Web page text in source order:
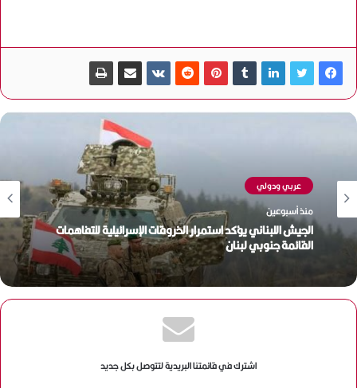
عربي ودولي
منذ أسبوعين
الجيش اللبناني يؤكد استمرار الخروقات الإسرائيلية للتفاهمات
القائمة جنوبي لبنان
اشترك في قائمتنا البريدية لتتوصل بكل جديد